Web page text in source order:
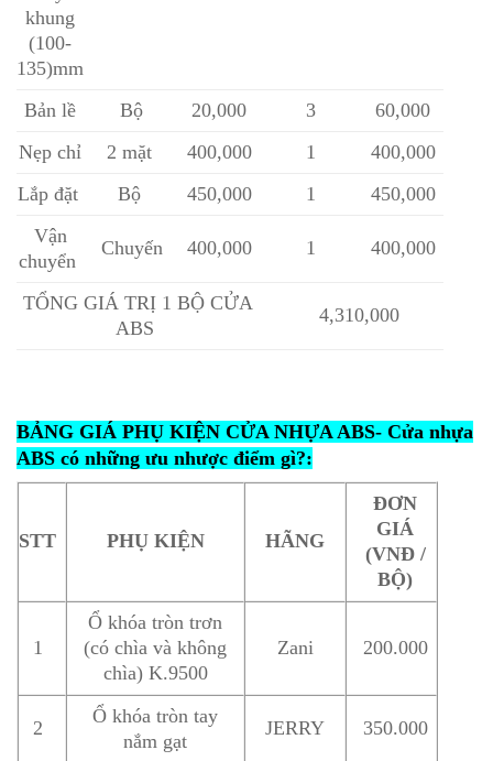
khung
(100-
135)mm
Bản lề Bộ 20,000 3
60,000
Nẹp chỉ
2 mặt 400,000 1
400,000
Lắp đặt
Bộ 450,000 1
450,000
Vận
chuyển
Chuyến 400,000 1 400,000
TỔNG GIÁ TRỊ 1 BỘ CỬA
ABS
4,310,000
BẢNG GIÁ PHỤ KIỆN CỬA NHỰA ABS- Cửa nhựa
ABS có những ưu nhược điểm gì?:
STT PHỤ KIỆN HÃNG
ĐƠN
GIÁ
(VNĐ /
BỘ)
1
Ổ khóa tròn trơn
(có chìa và không
chìa) K.9500
Zani 200.000
2
Ổ khóa tròn tay
nắm gạt
JERRY 350.000